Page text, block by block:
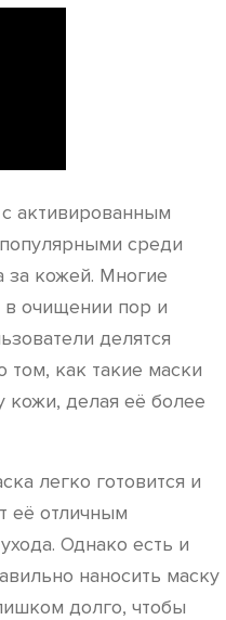
активированным
среди
за кожей. Многие
в очищении пор и
делятся
как такие маски
кожи, делая её более
легко готовится и
её отличным
Однако есть и
наносить маску
долго, чтобы